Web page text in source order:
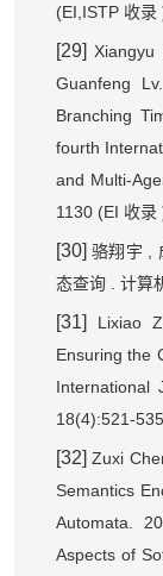
(EI,ISTP 收录
[29] Xiangyu
Guanfeng
Branching
fourth
and Multi-
1130 (EI 收录
[30]骆翔宇
态查询. 计算
[31]
Lixiao
Ensuring the
International
18(4):521-535
[32]Zuxi
Semantics
Automata.
Aspects of